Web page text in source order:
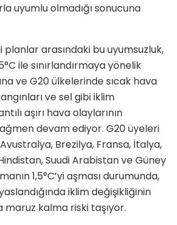
uyumlu olmadığı sonucuna
planlar arasındaki bu uyumsuzluk,
ile sınırlandırmaya yönelik
ve G20 ülkelerinde sıcak hava
ve sel gibi iklim
aşırı hava olaylarının
devam ediyor. G20 üyeleri
Brezilya, Fransa, İtalya,
Suudi Arabistan ve Güney
1,5°C’yi aşması durumunda,
iklim değişikliğinin
kalma riski taşıyor.